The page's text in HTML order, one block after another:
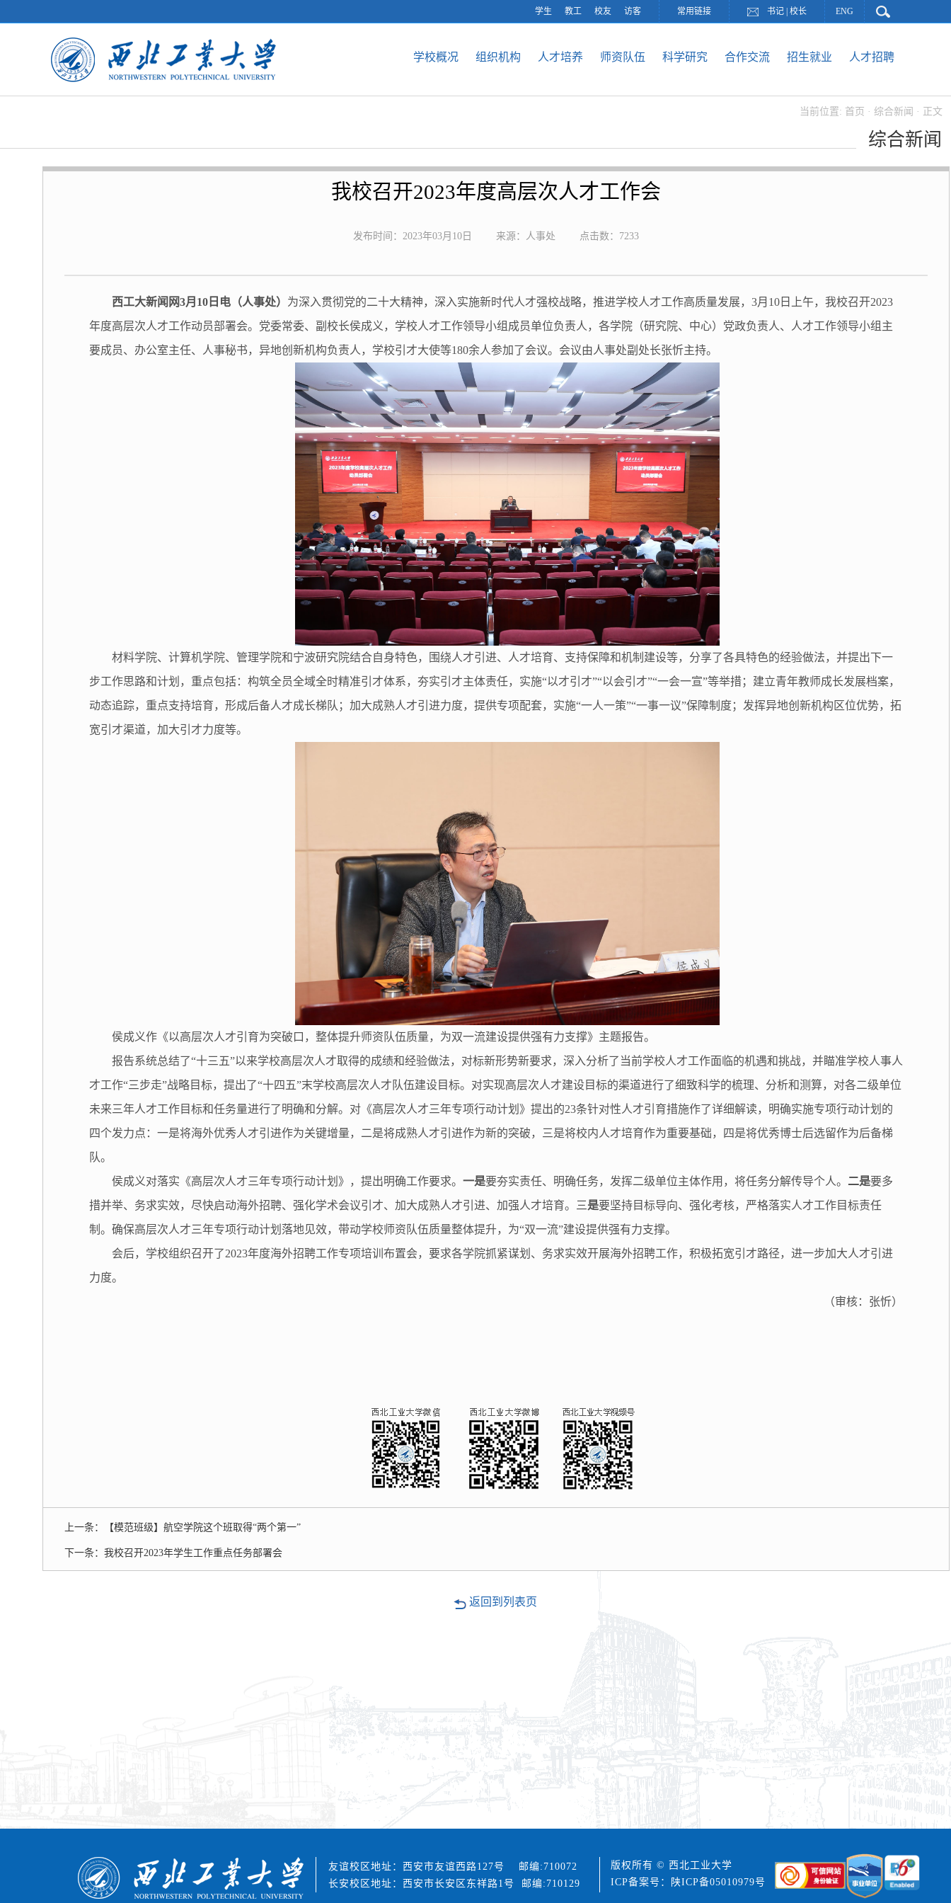
学生 教工 校友 访客 常用链接 书记 校长 ENG
学校概况 组织机构 人才培养 师资队伍 科学研究 合作交流 招生就业 人才招聘
当前位置: 首页 · 综合新闻 · 正文
综合新闻
我校召开2023年度高层次人才工作会
发布时间：2023年03月10日 来源：人事处 点击数： 7233
西工大新闻网3月10日电（人事处） 为深入贯彻党的二十大精神，深入实施新时代人才强校战略，推进学校人才工作高质量发展，3月10日上午，我校召开2023
年度高层次人才工作动员部署会。党委常委、副校长侯成义，学校人才工作领导小组成员单位负责人，各学院（研究院、中心）党政负责人、人才工作领导小组主
要成员、办公室主任、人事秘书，异地创新机构负责人，学校引才大使等180余人参加了会议。会议由人事处副处长张忻主持。
材料学院、计算机学院、管理学院和宁波研究院结合自身特色，围绕人才引进、人才培育、支持保障和机制建设等，分享了各具特色的经验做法，并提出下一
步工作思路和计划，重点包括：构筑全员全域全时精准引才体系，夯实引才主体责任，实施“以才引才”“以会引才”“一会一宣”等举措；建立青年教师成长发展档案，
动态追踪，重点支持培育，形成后备人才成长梯队；加大成熟人才引进力度，提供专项配套，实施“一人一策”“一事一议”保障制度；发挥异地创新机构区位优势，拓
宽引才渠道，加大引才力度等。
侯成义作《以高层次人才引育为突破口，整体提升师资队伍质量，为双一流建设提供强有力支撑》主题报告。
报告系统总结了“十三五”以来学校高层次人才取得的成绩和经验做法，对标新形势新要求，深入分析了当前学校人才工作面临的机遇和挑战，并瞄准学校人事人
才工作“三步走”战略目标，提出了“十四五”末学校高层次人才队伍建设目标。对实现高层次人才建设目标的渠道进行了细致科学的梳理、分析和测算，对各二级单位
未来三年人才工作目标和任务量进行了明确和分解。对《高层次人才三年专项行动计划》提出的23条针对性人才引育措施作了详细解读，明确实施专项行动计划的
四个发力点：一是将海外优秀人才引进作为关键增量，二是将成熟人才引进作为新的突破，三是将校内人才培育作为重要基础，四是将优秀博士后选留作为后备梯
队。
侯成义对落实《高层次人才三年专项行动计划》，提出明确工作要求。 一是要夯实责任、明确任务，发挥二级单位主体作用，将任务分解传导个人。 二是要多
措并举、务求实效，尽快启动海外招聘、强化学术会议引才、加大成熟人才引进、加强人才培育。三是要坚持目标导向、强化考核，严格落实人才工作目标责任
制。确保高层次人才三年专项行动计划落地见效，带动学校师资队伍质量整体提升，为“双一流”建设提供强有力支撑。
会后，学校组织召开了2023年度海外招聘工作专项培训布置会，要求各学院抓紧谋划、务求实效开展海外招聘工作，积极拓宽引才路径，进一步加大人才引进
力度。
（审核：张忻）
上一条： 【模范班级】航空学院这个班取得“两个第一”
下一条： 我校召开2023年学生工作重点任务部署会
返回到列表页
友谊校区地址：西安市友谊西路127号 邮编:710072
长安校区地址：西安市长安区东祥路1号 邮编:710129
版权所有 © 西北工业大学
ICP备案号：陕ICP备05010979号